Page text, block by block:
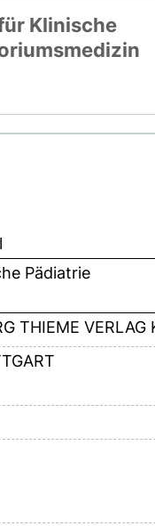
Klinische
Pädiatrie
THIEME VERLAG